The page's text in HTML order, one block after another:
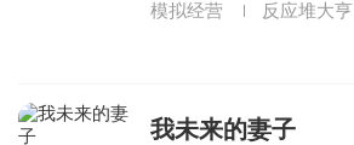
模拟经营 反应堆大亨
我未来的妻子